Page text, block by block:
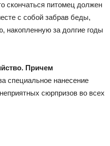
скончаться питомец должен
с собой забрав беды,
накопленную за долгие годы
Причем
специальное нанесение
сюрпризов во всех